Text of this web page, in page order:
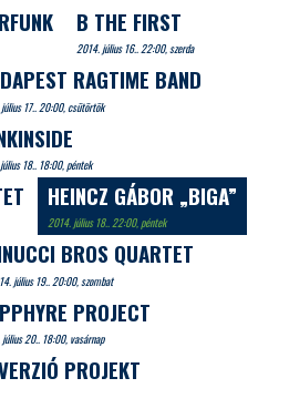
B THE FIRST
2014. július 16.. 22:00, szerda
RAGTIME BAND
17.. 20:00, csütörtök
18.. 18:00, péntek
HEINCZ GÁBOR „BIGA”
2014. július 18.. 22:00, péntek
BROS QUARTET
július 19.. 20:00, szombat
PROJECT
20.. 18:00, vasárnap
PROJEKT